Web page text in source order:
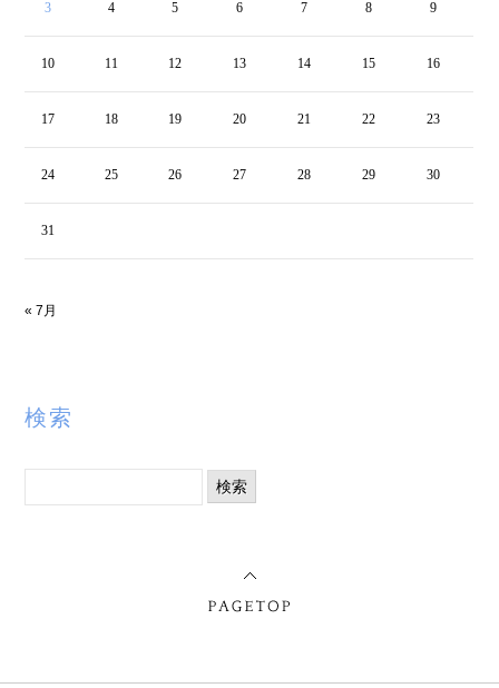
3 4 5 6 7 8 9
10 11 12 13 14 15 16
17 18 19 20 21 22 23
24 25 26 27 28 29 30
31
« 7月
検索
検